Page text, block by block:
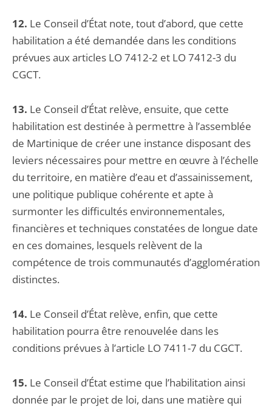
12. Le Conseil d’État note, tout d’abord, que cette
habilitation a été demandée dans les conditions
prévues aux articles LO 7412-2 et LO 7412-3 du
CGCT.
13. Le Conseil d’État relève, ensuite, que cette
habilitation est destinée à permettre à l’assemblée
de Martinique de créer une instance disposant des
leviers nécessaires pour mettre en œuvre à l’échelle
du territoire, en matière d’eau et d’assainissement,
une politique publique cohérente et apte à
surmonter les difficultés environnementales,
financières et techniques constatées de longue date
en ces domaines, lesquels relèvent de la
compétence de trois communautés d’agglomération
distinctes.
14. Le Conseil d’État relève, enfin, que cette
habilitation pourra être renouvelée dans les
conditions prévues à l’article LO 7411-7 du CGCT.
15. Le Conseil d’État estime que l’habilitation ainsi
donnée par le projet de loi, dans une matière qui